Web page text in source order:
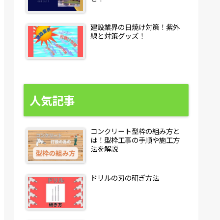
建設業界の日焼け対策！紫外
線と対策グッズ！
人気記事
コンクリート型枠の組み方と
は！型枠工事の手順や施工方
法を解説
ドリルの刃の研ぎ方法